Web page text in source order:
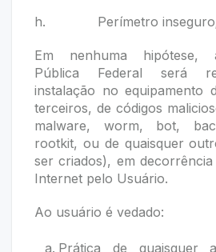
h. Perímetro
Em nenhuma hipótese,
Pública Federal será
instalação no equipamento
terceiros, de códigos
malware, worm, bot,
rootkit, ou de quaisquer
ser criados), em
Internet pelo Usuário.
Ao usuário é vedado:
Prática de quaisquer